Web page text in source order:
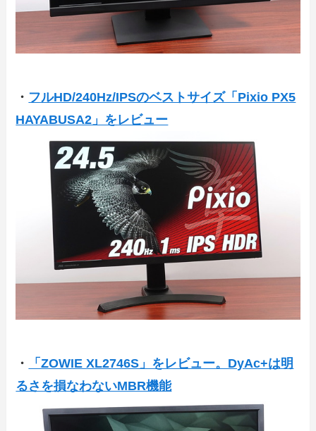
・ フルHD/240Hz/IPSのベストサイズ「Pixio PX5
HAYABUSA2」をレビュー
・
「ZOWIE XL2746S」をレビュー。DyAc+は明
るさを損なわないMBR機能